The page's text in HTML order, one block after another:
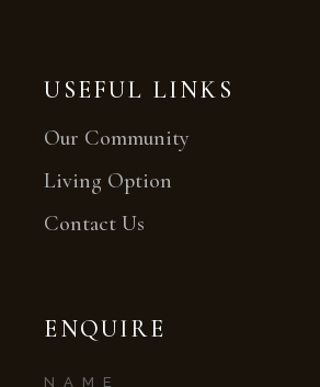
USEFUL LINKS
Our Community
Living Option
Contact Us
ENQUIRE